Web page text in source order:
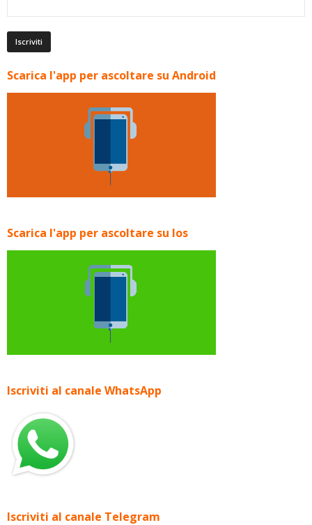
Scarica l'app per ascoltare su Android
Scarica l'app per ascoltare su Ios
Iscriviti al canale WhatsApp
Iscriviti al canale Telegram